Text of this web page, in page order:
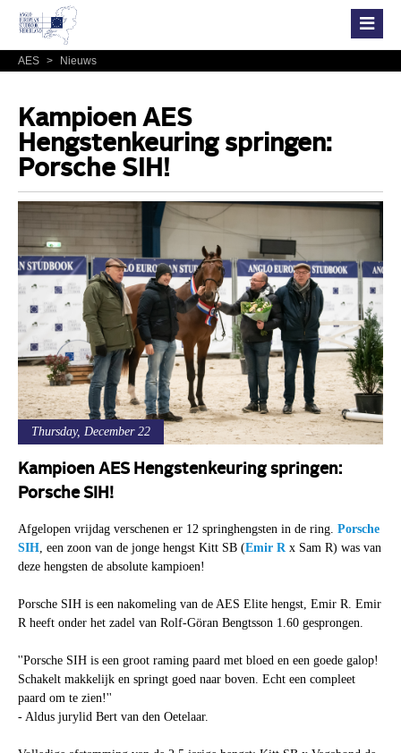
AES > Nieuws
Kampioen AES
Hengstenkeuring springen:
Porsche SIH!
Thursday, December 22
Kampioen AES Hengstenkeuring springen:
Porsche SIH!
Afgelopen vrijdag verschenen er 12 springhengsten in de ring. Porsche
SIH, een zoon van de jonge hengst Kitt SB (Emir Rx Sam R) was van
deze hengsten de absolute kampioen!
Porsche SIH is een nakomeling van de AES Elite hengst, Emir R. Emir
R heeft onder het zadel van Rolf-Göran Bengtsson 1.60 gesprongen.
''Porsche SIH is een groot raming paard met bloed en een goede galop!
Schakelt makkelijk en springt goed naar boven. Echt een compleet
paard om te zien!''
- Aldus jurylid Bert van den Oetelaar.